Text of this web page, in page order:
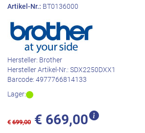
Artikel-Nr.: BT0136000
Hersteller: Brother
Hersteller Artikel-Nr.: SDX2250DXX1
Barcode: 4977766814133
Lager:
€ 699,00 € 669,00